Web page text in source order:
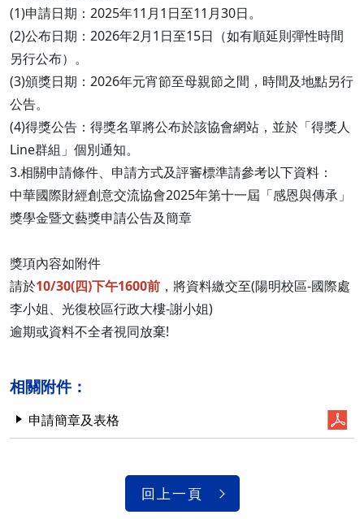
(1)申請日期：2025年11月1日至11月30日。
(2)公布日期：2026年2月1日至15日（如有順延則彈性時間
另行公布）。
(3)頒獎日期：2026年元宵節至母親節之間，時間及地點另行
公告。
(4)得獎公告：得獎名單將公布於該協會網站，並於「得獎人
Line群組」個別通知。
3.相關申請條件、申請方式及評審標準請參考以下資料：
中華國際財經創意交流協會2025年第十一屆「感恩與傳承」
獎學金暨文藝獎申請公告及簡章
獎項內容如附件
請於10/30(四)下午1600前 ，將資料繳交至(陽明校區-國際處
李小姐、光復校區行政大樓-謝小姐)
逾期或資料不全者視同放棄!
相關附件：
申請簡章及表格
回上一頁